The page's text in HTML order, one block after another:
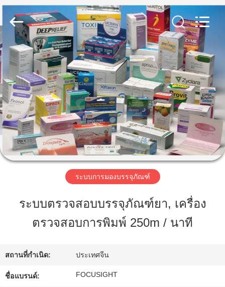
บ้าน
สินค้า
เกี่ยว
กับ
ควบคุม
Focusight
Technology
Co.,Ltd.
Rights
Reserved.
ระบบการมองบรรจุภัณฑ์
ระบบตรวจสอบบรรจุภัณฑ์ยา, เครื่อง
ตรวจสอบการพิมพ์ 250m / นาที
สถานที่กำเนิด: ประเทศจีน
ชื่อแบรนด์: FOCUSIGHT